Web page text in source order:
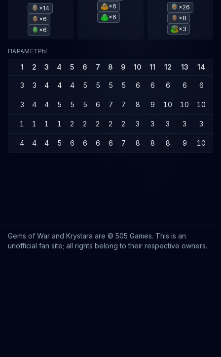
×14
×6
×6
×6
×6
×26
×8
×3
ПАРАМЕТРЫ
1 2 3 4 5 6 7 8 9 10 11 12 13 14
3 3 4 4 4 5 5 5 5 6 6 6 6 6
3 4 4 5 5 5 6 7 7 8 9 10 10 10
1 1 1 1 2 2 2 2 2 3 3 3 3 3
4 4 4 5 6 6 6 6 7 8 8 8 9 10
Gems of War and Krystara are © 505 Games. This is an
unofficial fan site; all rights belong to their respective owners.